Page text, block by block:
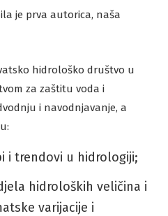
je prva autorica, naša
hidrološko društvo u
za zaštitu voda i
i navodnjavanje, a
i trendovi u hidrologiji;
hidroloških veličina i
varijacije i